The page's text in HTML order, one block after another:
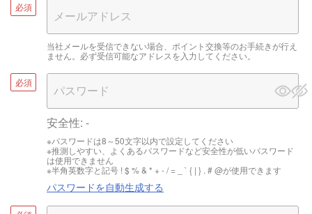
必須
当社メールを受信できない場合、ポイント交換等のお手続きが行え
ません。必ず受信可能なアドレスを入力してください。
必須
安全性: -
※パスワードは8～50文字以内で設定してください
※推測しやすい、よくあるパスワードなど安全性が低いパスワード
は使用できません
※半角英数字と記号 ! $ % & * + - / = _ ` { | } . # @が使用できます
パスワードを自動生成する